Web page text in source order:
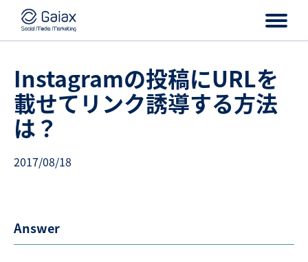
Instagramの投稿にURLを
載せてリンク誘導する方法
は？
2017/08/18
Answer